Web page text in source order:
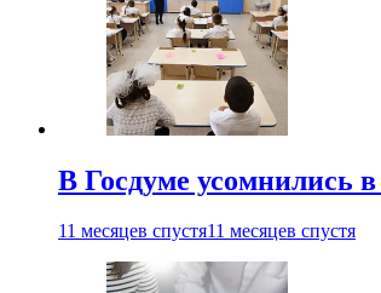
В Госдуме усомнились
11 месяцев спустя11 месяцев спустя